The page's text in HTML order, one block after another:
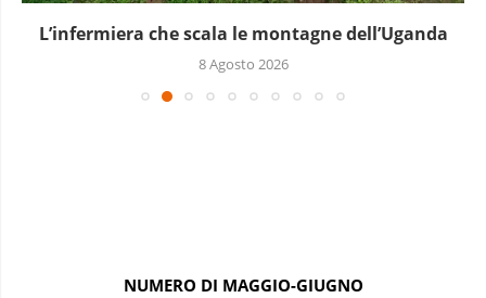
L’infermiera che scala le montagne dell’Uganda
8 Agosto 2026
NUMERO DI MAGGIO-GIUGNO